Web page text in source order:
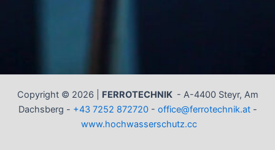
Copyright © 2026 | FERROTECHNIK - A-4400 Steyr, Am
Dachsberg - +43 7252 872720- office@ferrotechnik.at-
www.hochwasserschutz.cc